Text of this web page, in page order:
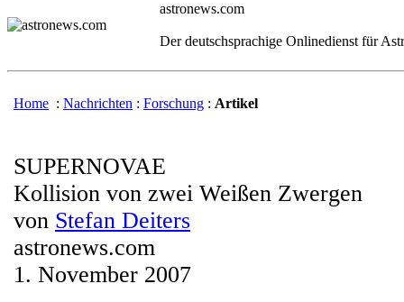
astronews.com
Der deutschsprachige Onlinedienst für
Home : Nachrichten : Forschung : Artikel
SUPERNOVAE
Kollision von zwei Weißen Zwergen
von Stefan Deiters
astronews.com
1. November 2007